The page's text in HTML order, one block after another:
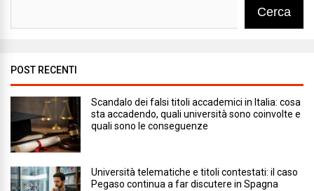
Cerca
POST RECENTI
Scandalo dei falsi titoli accademici in Italia: cosa
sta accadendo, quali università sono coinvolte e
quali sono le conseguenze
Università telematiche e titoli contestati: il caso
Pegaso continua a far discutere in Spagna